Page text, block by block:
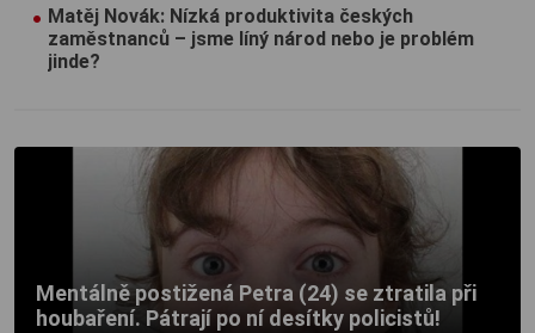
Matěj Novák: Nízká produktivita českých
zaměstnanců – jsme líný národ nebo je problém
jinde?
Mentálně postižená Petra (24) se ztratila při
houbaření. Pátrají po ní desítky policistů!